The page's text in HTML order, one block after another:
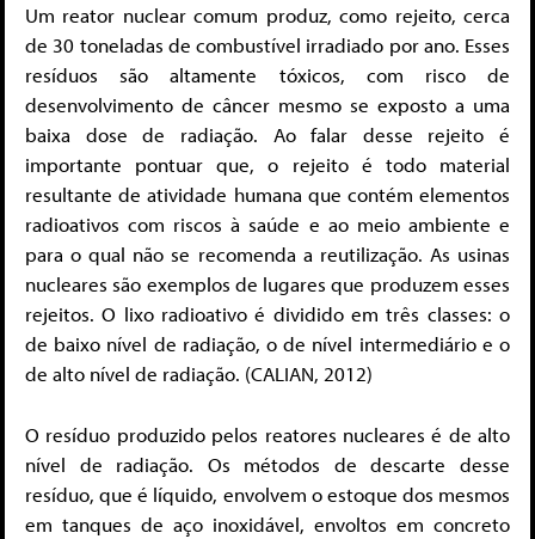
Um reator nuclear comum produz, como rejeito, cerca
de 30 toneladas de combustível irradiado por ano. Esses
resíduos são altamente tóxicos, com risco de
desenvolvimento de câncer mesmo se exposto a uma
baixa dose de radiação. Ao falar desse rejeito é
importante pontuar que, o rejeito é todo material
resultante de atividade humana que contém elementos
radioativos com riscos à saúde e ao meio ambiente e
para o qual não se recomenda a reutilização. As usinas
nucleares são exemplos de lugares que produzem esses
rejeitos. O lixo radioativo é dividido em três classes: o
de baixo nível de radiação, o de nível intermediário e o
de alto nível de radiação. (CALIAN, 2012)
O resíduo produzido pelos reatores nucleares é de alto
nível de radiação. Os métodos de descarte desse
resíduo, que é líquido, envolvem o estoque dos mesmos
em tanques de aço inoxidável, envoltos em concreto